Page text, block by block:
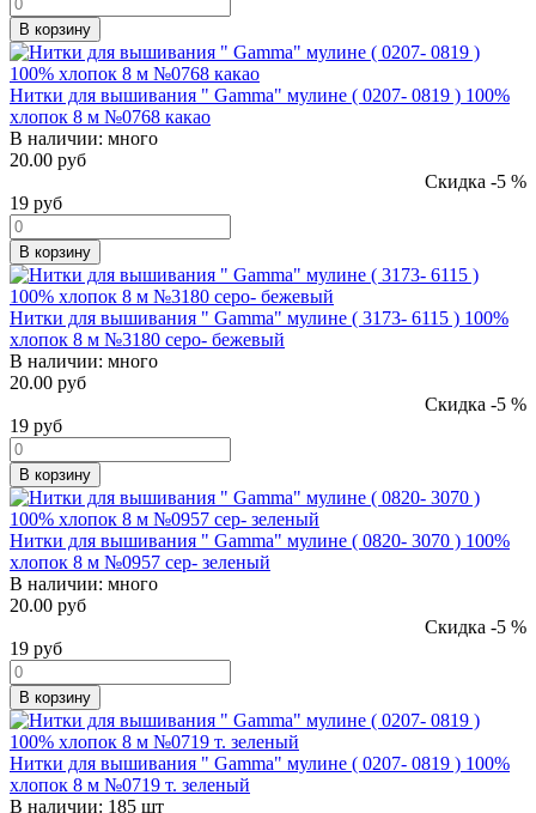
В корзину
Нитки для вышивания " Gamma" мулине ( 0207- 0819 ) 100%
хлопок 8 м №0768 какао
В наличии: много
20.00 руб
Скидка -5 %
19 руб
В корзину
Нитки для вышивания " Gamma" мулине ( 3173- 6115 ) 100%
хлопок 8 м №3180 серо- бежевый
В наличии: много
20.00 руб
Скидка -5 %
19 руб
В корзину
Нитки для вышивания " Gamma" мулине ( 0820- 3070 ) 100%
хлопок 8 м №0957 сер- зеленый
В наличии: много
20.00 руб
Скидка -5 %
19 руб
В корзину
Нитки для вышивания " Gamma" мулине ( 0207- 0819 ) 100%
хлопок 8 м №0719 т. зеленый
В наличии: 185 шт